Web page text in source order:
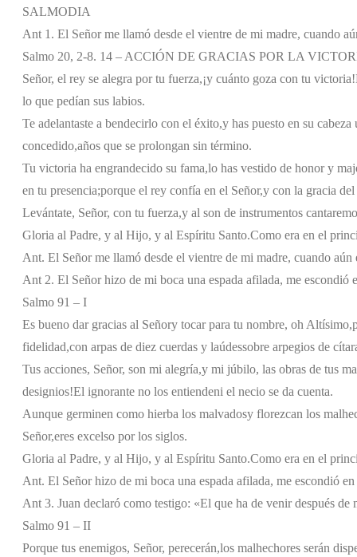
SALMODIA
Ant 1. El Señor me llamó desde el vientre de mi madre, cuando
Salmo 20, 2-8. 14 – ACCIÓN DE GRACIAS POR LA
Señor, el rey se alegra por tu fuerza,¡y cuánto goza con tu victoria!
lo que pedían sus labios.
Te adelantaste a bendecirlo con el éxito,y has puesto en su
concedido,años que se prolongan sin término.
Tu victoria ha engrandecido su fama,lo has vestido de honor y
en tu presencia;porque el rey confía en el Señor,y con la gracia
Levántate, Señor, con tu fuerza,y al son de instrumentos
Gloria al Padre, y al Hijo, y al Espíritu Santo.Como era en el
Ant. El Señor me llamó desde el vientre de mi madre, cuando
Ant 2. El Señor hizo de mi boca una espada afilada, me escondió
Salmo 91 – I
Es bueno dar gracias al Señory tocar para tu nombre, oh Altísimo,
fidelidad,con arpas de diez cuerdas y laúdessobre arpegios de
Tus acciones, Señor, son mi alegría,y mi júbilo, las obras de tus
designios!El ignorante no los entiendeni el necio se da cuenta.
Aunque germinen como hierba los malvadosy florezcan los
Señor,eres excelso por los siglos.
Gloria al Padre, y al Hijo, y al Espíritu Santo.Como era en el
Ant. El Señor hizo de mi boca una espada afilada, me escondió
Ant 3. Juan declaró como testigo: «El que ha de venir después de
Salmo 91 – II
Porque tus enemigos, Señor, perecerán,los malhechores serán